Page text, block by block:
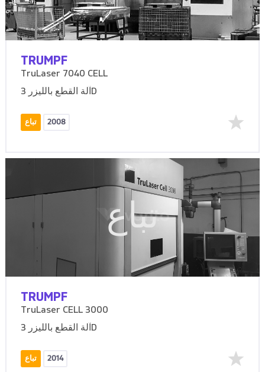
TRUMPF
TruLaser 7040 CELL
آلة القطع بالليزر 3D
تباع 2008
تباع
TRUMPF
TruLaser CELL 3000
آلة القطع بالليزر 3D
تباع 2014